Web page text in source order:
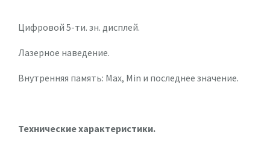
Цифровой 5-ти. зн. дисплей.
Лазерное наведение.
Внутренняя память: Max, Min и последнее значение.
Технические характеристики.